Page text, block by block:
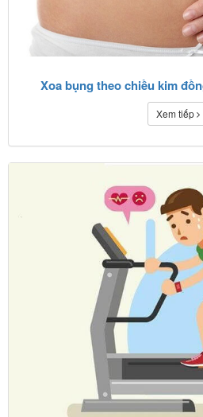
Xoa bụng theo chiều kim
Xem tiếp